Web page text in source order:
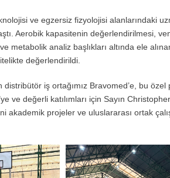
ve egzersiz fizyolojisi alanlarındaki
Aerobik kapasitenin değerlendirilmesi,
metabolik analiz başlıkları altında ele
değerlendirildi.
iş ortağımız Bravomed’e, bu özel
ve değerli katılımları için Sayın
projeler ve uluslararası ortak